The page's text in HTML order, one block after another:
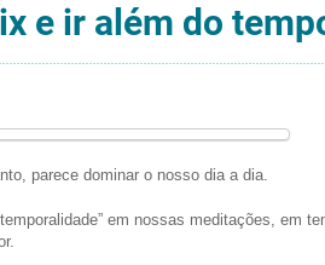
e ir além do
parece dominar o nosso dia a dia.
em nossas meditações, em